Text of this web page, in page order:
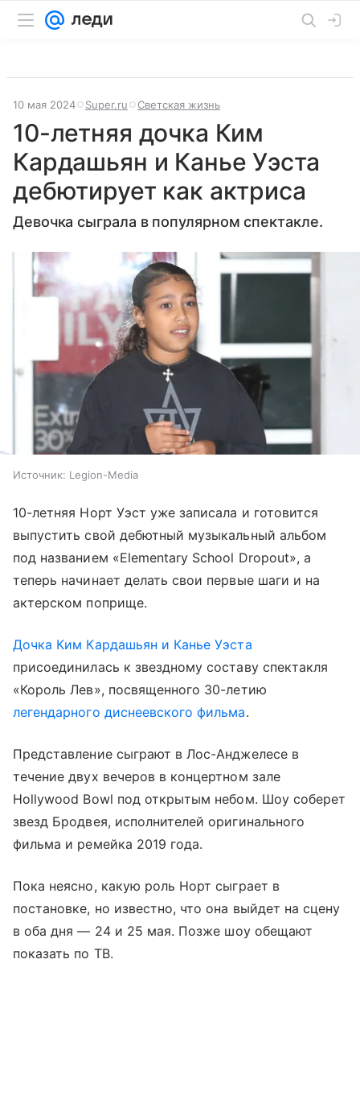
10 мая 2024 Super.ru Светская жизнь
10-летняя дочка Ким
Кардашьян и Канье Уэста
дебютирует как актриса
Девочка сыграла в популярном спектакле.
Источник: Legion-Media
10-летняя Норт Уэст уже записала и готовится
выпустить свой дебютный музыкальный альбом
под названием «Elementary School Dropout», а
теперь начинает делать свои первые шаги и на
актерском поприще.
Дочка Ким Кардашьян и Канье Уэста
присоединилась к звездному составу спектакля
«Король Лев», посвященного 30-летию
легендарного диснеевского фильма.
Представление сыграют в Лос-Анджелесе в
течение двух вечеров в концертном зале
Hollywood Bowl под открытым небом. Шоу соберет
звезд Бродвея, исполнителей оригинального
фильма и ремейка 2019 года.
Пока неясно, какую роль Норт сыграет в
постановке, но известно, что она выйдет на сцену
в оба дня — 24 и 25 мая. Позже шоу обещают
показать по ТВ.